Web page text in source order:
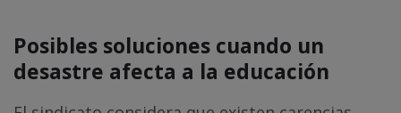
Posibles soluciones cuando un
desastre afecta a la educación